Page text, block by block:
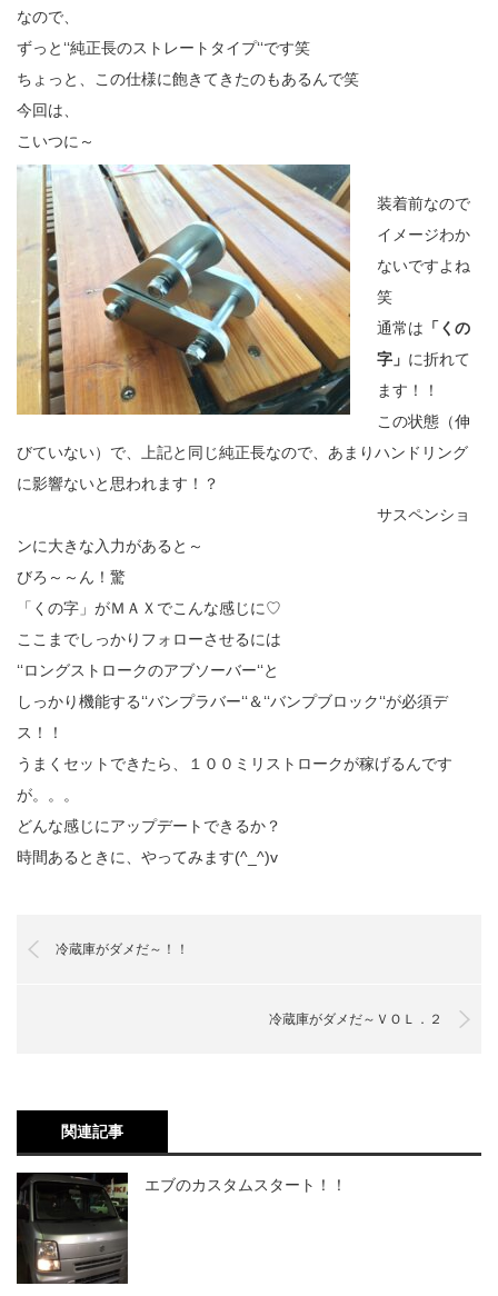
なので、
ずっと‘‘純正長のストレートタイプ‘‘です笑
ちょっと、この仕様に飽きてきたのもあるんで笑
今回は、
こいつに～
装着前なので
イメージわか
ないですよね
笑
通常は 「くの
字」 に折れて
ます！！
この状態（伸
びていない）で、上記と同じ純正長なので、あまりハンドリング
に影響ないと思われます！？
サスペンショ
ンに大きな入力があると～
びろ～～ん！驚
「くの字」がＭＡＸでこんな感じに♡
ここまでしっかりフォローさせるには
‘‘ロングストロークのアブソーバー‘‘と
しっかり機能する‘‘バンプラバー‘‘＆‘‘バンプブロック‘‘が必須デ
ス！！
うまくセットできたら、１００ミリストロークが稼げるんです
が。。。
どんな感じにアップデートできるか？
時間あるときに、やってみます(^_^)v
冷蔵庫がダメだ～！！
冷蔵庫がダメだ～ＶＯＬ．２
関連記事
エブのカスタムスタート！！